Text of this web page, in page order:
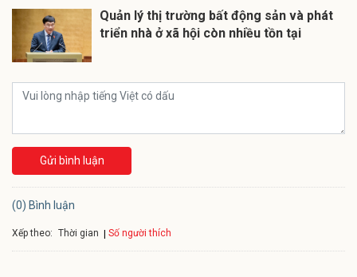
Quản lý thị trường bất động sản và phát
triển nhà ở xã hội còn nhiều tồn tại
Gửi bình luận
(0) Bình luận
Xếp theo: Thời gian Số người thích